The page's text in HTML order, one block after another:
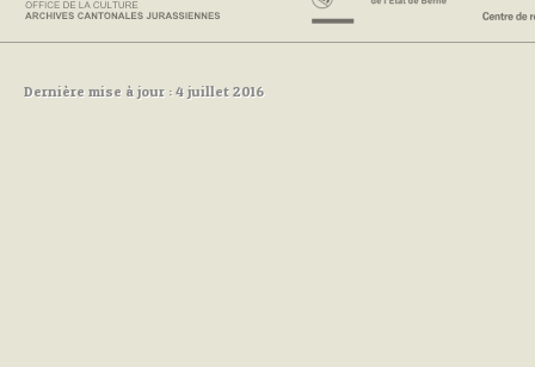
Dernière mise à jour : 4 juillet 2016